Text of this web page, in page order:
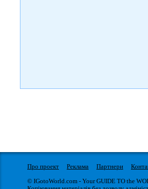
Про проект Реклама Партнери
© IGotoWorld.com - Your GUIDE TO the